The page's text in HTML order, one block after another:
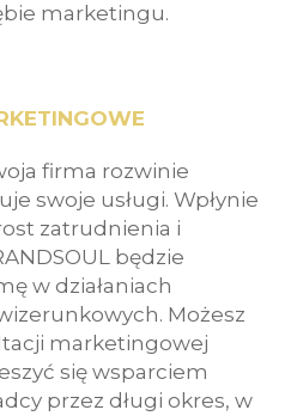
marketingu.
firma rozwinie
swoje usługi. Wpłynie
zatrudnienia i
będzie
w działaniach
Możesz
marketingowej
się wsparciem
przez długi okres, w